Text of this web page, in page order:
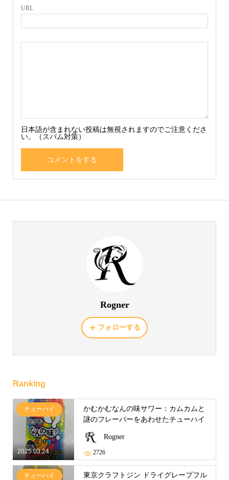
URL
日本語が含まれない投稿は無視されますのでご注意くださ
い。（スパム対策）
Rogner
フォローする
Ranking
2025.03.24
チューハイ
かむかむなんの味サワー：カムカムと
謎のフレーバーをあわせたチューハイ
Rogner
2726
チューハイ
東京クラフトジン ドライグレープフル